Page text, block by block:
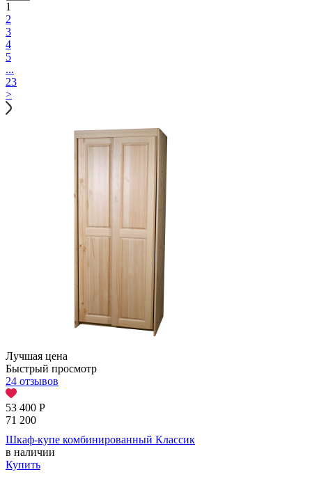
1
2
3
4
5
...
23
>
Лучшая цена
Быстрый просмотр
24 отзывов
53 400 Р
71 200
Шкаф-купе комбинированный Классик
в наличии
Купить